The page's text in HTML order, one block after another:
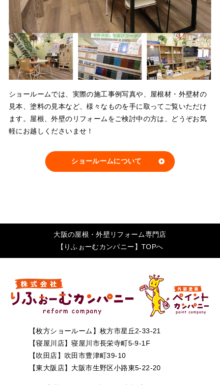
ショールームでは、実際の施工事例写真や、屋根材・外壁材の
見本、塗料の見本など、様々なものを手に取ってご覧いただけ
ます。屋根、外壁のリフォームをご検討中の方は、どうぞお気
軽にお越しくださいませ！
ショールームについて
大阪の屋根・外壁リフォーム専門店
【りふぉーむカンパニー】TOPへ
【枚方ショールーム】枚方市星丘2-33-21
【寝屋川店】寝屋川市長栄寺町5-9-1F
【吹田店】吹田市豊津町39-10
【東大阪店】大阪市生野区小路東5-22-20